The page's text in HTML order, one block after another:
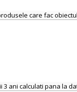
ani calculati pana la